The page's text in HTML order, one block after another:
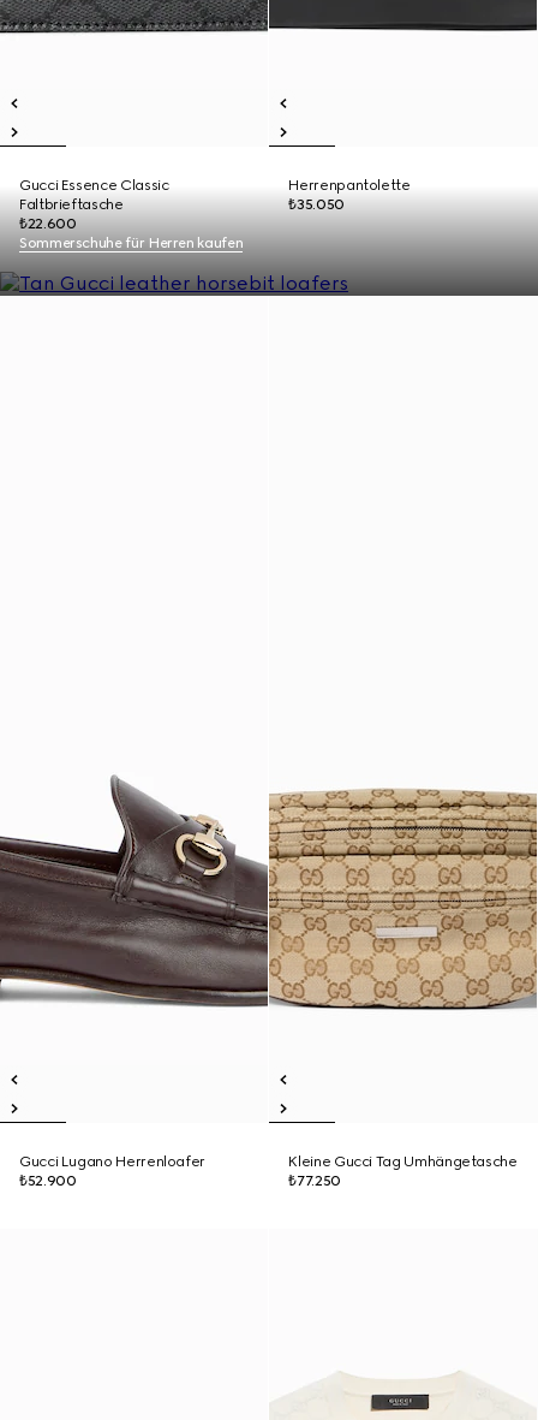
Gucci Essence Classic
Faltbrieftasche
₺22.600
Herrenpantolette
₺35.050
Sommerschuhe für Herren kaufen
Gucci Lugano Herrenloafer
₺52.900
Kleine Gucci Tag Umhängetasche
₺77.250